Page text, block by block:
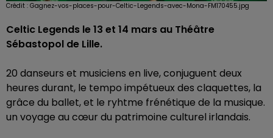
Crédit : Gagnez-vos-places-pour-Celtic-Legends-avec-Mona-FM170455.jpg
Celtic Legends le 13 et 14 mars au Théâtre
Sébastopol de Lille.
20 danseurs et musiciens en live, conjuguent deux
heures durant, le tempo impétueux des claquettes, la
grâce du ballet, et le ryhtme frénétique de la musique.
un voyage au cœur du patrimoine culturel irlandais.